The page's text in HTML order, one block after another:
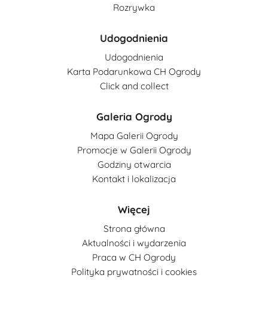
Rozrywka
Udogodnienia
Udogodnienia
Karta Podarunkowa CH Ogrody
Click and collect
Galeria Ogrody
Mapa Galerii Ogrody
Promocje w Galerii Ogrody
Godziny otwarcia
Kontakt i lokalizacja
Więcej
Strona główna
Aktualności i wydarzenia
Praca w CH Ogrody
Polityka prywatności i cookies